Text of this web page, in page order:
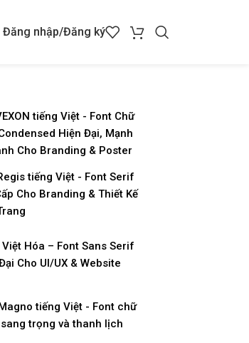
Đăng nhập/Đăng ký
tiếng Việt - Font Chữ
Hiện Đại, Mạnh
Cho Branding & Poster
tiếng Việt - Font Serif
Cho Branding & Thiết Kế
Việt Hóa – Font Sans Serif
Cho UI/UX & Website
tiếng Việt - Font chữ
trọng và thanh lịch